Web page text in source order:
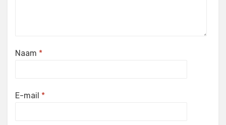
Naam *
E-mail *